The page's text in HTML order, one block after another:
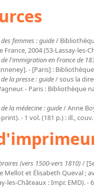
femmes : guide/
2004 (53-Lassay-les-
l'immigration en France de
- [Paris] :
la presse : guide/ sous la
- Paris : Bibliothèque
la médecine : guide/ Anne
- 1 vol. (181 p.) : ill., couv.
(vers 1500-vers 1810) /
Mellot et Élisabeth Queval ;
les-Châteaux : Impr. EMD). -